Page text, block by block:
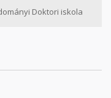
Doktori iskola